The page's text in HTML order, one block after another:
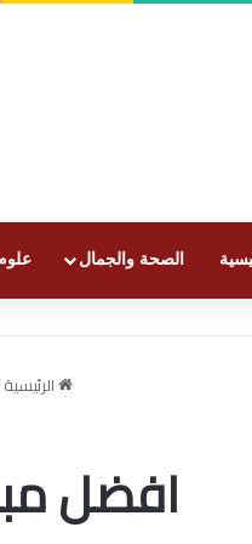
الصحة والجمال
الرئيسية
افضل